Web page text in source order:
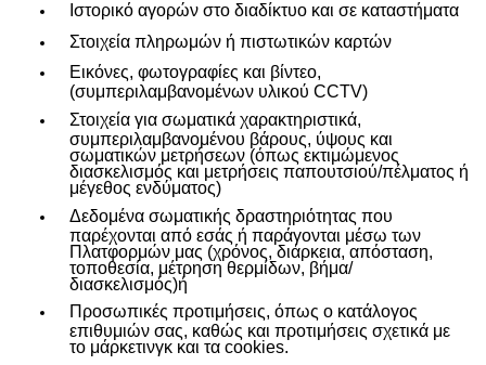
Ιστορικό αγορών στο διαδίκτυο και σε καταστήματα
Στοιχεία πληρωμών ή πιστωτικών καρτών
Εικόνες, φωτογραφίες και βίντεο,
(συμπεριλαμβανομένων υλικού CCTV)
Στοιχεία για σωματικά χαρακτηριστικά,
συμπεριλαμβανομένου βάρους, ύψους και
σωματικών μετρήσεων (όπως εκτιμώμενος
διασκελισμός και μετρήσεις παπουτσιού/πέλματος ή
μέγεθος ενδύματος)
Δεδομένα σωματικής δραστηριότητας που
παρέχονται από εσάς ή παράγονται μέσω των
Πλατφορμών μας (χρόνος, διάρκεια, απόσταση,
τοποθεσία, μέτρηση θερμίδων, βήμα/
διασκελισμός)ή
Προσωπικές προτιμήσεις, όπως ο κατάλογος
επιθυμιών σας, καθώς και προτιμήσεις σχετικά με
το μάρκετινγκ και τα cookies.